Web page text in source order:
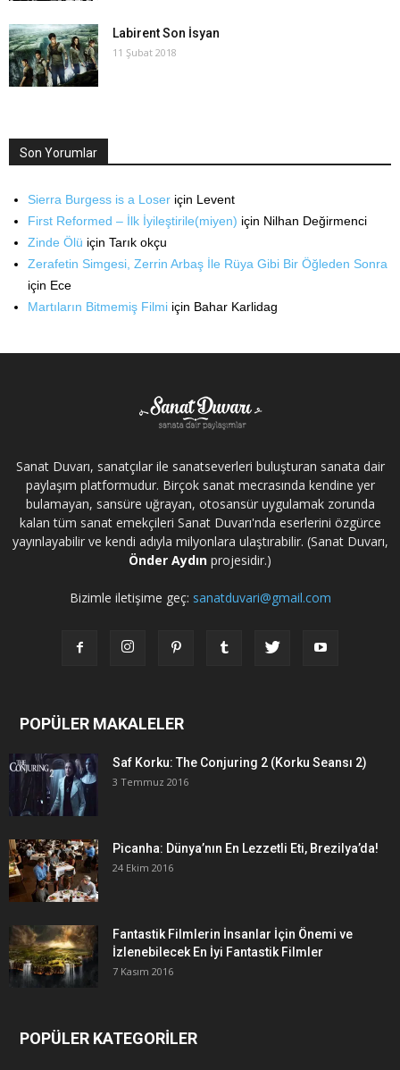
Labirent Son İsyan
11 Şubat 2018
Son Yorumlar
Sierra Burgess is a Loser için Levent
First Reformed – İlk İyileştirile(miyen) için Nilhan Değirmenci
Zinde Ölü için Tarık okçu
Zerafetin Simgesi, Zerrin Arbaş İle Rüya Gibi Bir Öğleden Sonra
için Ece
Martıların Bitmemiş Filmi için Bahar Karlidag
Sanat Duvarı, sanatçılar ile sanatseverleri buluşturan sanata dair
paylaşım platformudur. Birçok sanat mecrasında kendine yer
bulamayan, sansüre uğrayan, otosansür uygulamak zorunda
kalan tüm sanat emekçileri Sanat Duvarı'nda eserlerini özgürce
yayınlayabilir ve kendi adıyla milyonlara ulaştırabilir. (Sanat Duvarı,
Önder Aydın projesidir.)
Bizimle iletişime geç: sanatduvari@gmail.com
POPÜLER MAKALELER
Saf Korku: The Conjuring 2 (Korku Seansı 2)
3 Temmuz 2016
Picanha: Dünya’nın En Lezzetli Eti, Brezilya’da!
24 Ekim 2016
Fantastik Filmlerin İnsanlar İçin Önemi ve
İzlenebilecek En İyi Fantastik Filmler
7 Kasım 2016
POPÜLER KATEGORİLER